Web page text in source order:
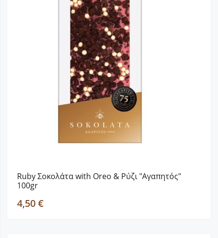
Ruby Σοκολάτα with Oreo & Ρύζι "Αγαπητός"
100gr
4,50 €